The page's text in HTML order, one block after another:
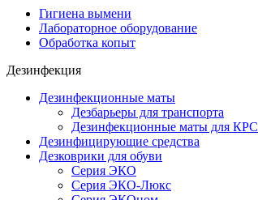
Гигиена вымени
Лабораторное оборудование
Обработка копыт
Дезинфекция
Дезинфекционные маты
Дезбарьеры для транспорта
Дезинфекционные маты для КРС
Дезинфицирующие средства
Дезковрики для обуви
Серия ЭКО
Серия ЭКО-Люкс